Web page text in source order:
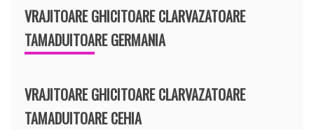
VRAJITOARE GHICITOARE CLARVAZATOARE
TAMADUITOARE GERMANIA
VRAJITOARE GHICITOARE CLARVAZATOARE
TAMADUITOARE CEHIA